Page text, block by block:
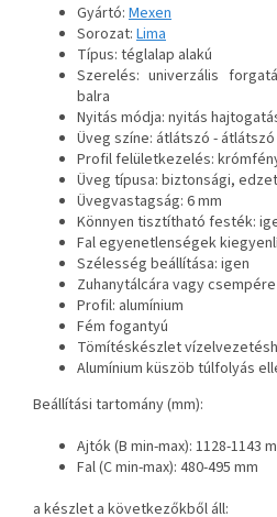
Gyártó: Mexen
Sorozat: Lima
Típus: téglalap alakú
Szerelés: univerzális
balra
Nyitás módja: nyitás
Üveg színe: átlátszó - átlátszó
Profil felületkezelés:
Üveg típusa: biztonsági,
Üvegvastagság: 6 mm
Könnyen tisztítható festék:
Fal egyenetlenségek
Szélesség beállítása: igen
Zuhanytálcára vagy
Profil: alumínium
Fém fogantyú
Tömítéskészlet
Alumínium küszöb túlfolyás
Beállítási tartomány (mm):
Ajtók (B min-max): 1128-1143
Fal (C min-max): 480-495 mm
a készlet a következőkből áll: